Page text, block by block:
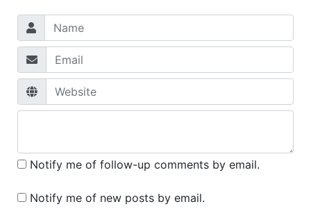
Notify me of follow-up comments by email.
Notify me of new posts by email.